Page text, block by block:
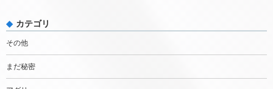
カテゴリ
その他
まだ秘密